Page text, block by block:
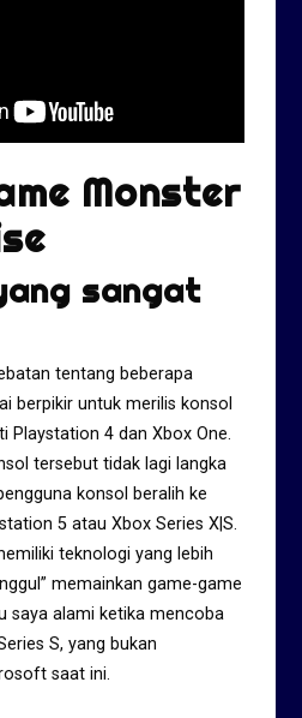
Monster
sangat
tentang beberapa
berpikir untuk merilis konsol
Playstation 4 dan Xbox One.
tersebut tidak lagi langka
konsol beralih ke
5 atau Xbox Series X|S.
teknologi yang lebih
memainkan game-game
saya alami ketika mencoba
S, yang bukan
saat ini.